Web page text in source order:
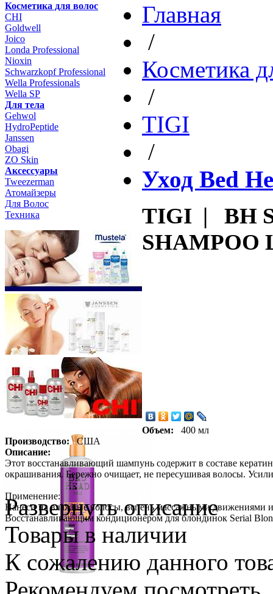
Косметика для волос
CHI
Goldwell
Joico
Londa Professional
Nioxin
Schwarzkopf Professional
Wella Professionals
Wella SP
Для тела
Gehwol
HydroPeptide
Janssen
Obagi
ZO Skin
Aксессуары
Tweezerman
Атомайзеры
Для Волос
Техника
Главная
/
Косметика
/
TIGI
/
Уход Bed
TIGI | BH
SHAMPOO
Объем:
400 мл
Производство:
США
Описание:
Этот восстанавливающий шампунь содержит в составе
окрашивания. Бережно очищает, не пересушивая волосы.
Применение:
Нанеси на влажные волосы, вспень массажными движениями и
Восстанавливающим кондиционером для блондинок Serial
Развернуть описание
Товары в наличии
К сожалению данного